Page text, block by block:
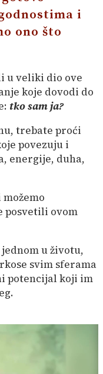
i
ono što
u veliki dio ove
koje dovodi do
tko sam ja?
trebate proći
povezuju i
energije, duha,
posvetili ovom
u životu,
svim sferama
potencijal koji im